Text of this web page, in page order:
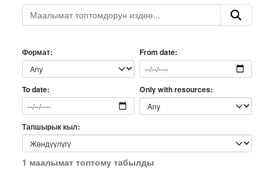
Формат From date
To date Only with resources
Тапшырык кыл
1 маалымат топтому табылды